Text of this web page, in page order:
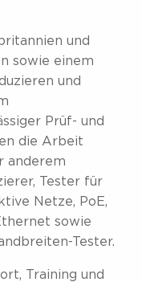
und
sowie einem
und
Prüf- und
die Arbeit
anderem
Tester für
Netze, PoE,
sowie
Tester.
Training und